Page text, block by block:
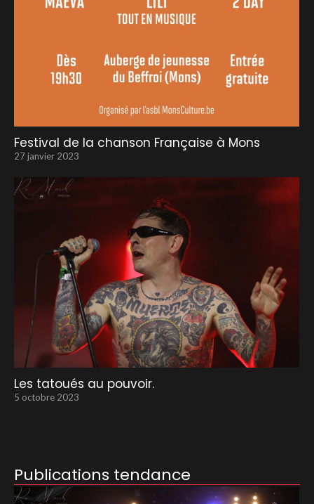
Festival de la chanson Française à Mons
27 janvier 2023
Les tatoués au pouvoir.
5 octobre 2023
Publications tendance